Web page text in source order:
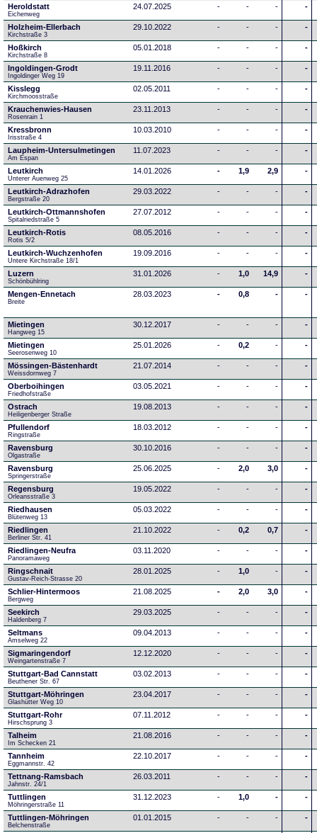
Heroldstatt
Eichenweg
24.07.2025 - - - -
Holzheim-Ellerbach
Kirchstraße 3
29.10.2022 - - - -
Hoßkirch
Kirchstraße 8
05.01.2018 - - - -
Ingoldingen-Grodt
Ingoldinger Weg 19
19.11.2016 - - - -
Kisslegg
Kirchmoosstraße
02.05.2011 - - - -
Krauchenwies-Hausen
Rosenrain 1
23.11.2013 - - - -
Kressbronn
Irisstraße 4
10.03.2010 - - - -
Laupheim-Untersulmetingen
Am Espan
11.07.2023 - - - -
Leutkirch
Unterer Auenweg 25
14.01.2026 - 1,9 2,9 -
Leutkirch-Adrazhofen
Bergstraße 20
29.03.2022 - - - -
Leutkirch-Ottmannshofen
Spitalriedstraße 5
27.07.2012 - - - -
Leutkirch-Rotis
Rotis 5/2
08.05.2016 - - - -
Leutkirch-Wuchzenhofen
Untere Kirchstraße 18/1
19.09.2016 - - - -
Luzern
Schönbühlring
31.01.2026 - 1,0 14,9 -
Mengen-Ennetach
Breite
28.03.2023 - 0,8 - -
Mietingen
Hangweg 15
30.12.2017 - - - -
Mietingen
Seerosenweg 10
25.01.2026 - 0,2 - -
Mössingen-Bästenhardt
Weissdornweg 7
21.07.2014 - - - -
Oberboihingen
Friedhofstraße
03.05.2021 - - - -
Ostrach
Heiligenberger Straße
19.08.2013 - - - -
Pfullendorf
Ringstraße
18.03.2012 - - - -
Ravensburg
Olgastraße
30.10.2016 - - - -
Ravensburg
Springerstraße
25.06.2025 - 2,0 3,0 -
Regensburg
Orleansstraße 3
19.05.2022 - - - -
Riedhausen
Blütenweg 13
05.03.2022 - - - -
Riedlingen
Berliner Str. 41
21.10.2022 - 0,2 0,7 -
Riedlingen-Neufra
Panoramaweg
03.11.2020 - - - -
Ringschnait
Gustav-Reich-Strasse 20
28.01.2025 - 1,0 - -
Schlier-Hintermoos
Bergweg
21.08.2025 - 2,0 3,0 -
Seekirch
Haldenberg 7
29.03.2025 - - - -
Seltmans
Amselweg 22
09.04.2013 - - - -
Sigmaringendorf
Weingartenstraße 7
12.12.2020 - - - -
Stuttgart-Bad Cannstatt
Beuthener Str. 67
03.02.2013 - - - -
Stuttgart-Möhringen
Glashütter Weg 10
23.04.2017 - - - -
Stuttgart-Rohr
Hirschsprung 3
07.11.2012 - - - -
Talheim
Im Schecken 21
21.08.2016 - - - -
Tannheim
Eggmannstr. 42
22.10.2017 - - - -
Tettnang-Ramsbach
Jahnstr. 24/1
26.03.2011 - - - -
Tuttlingen
Möhringerstraße 11
31.12.2023 - 1,0 - -
Tuttlingen-Möhringen
Belchenstraße
01.01.2015 - - - -